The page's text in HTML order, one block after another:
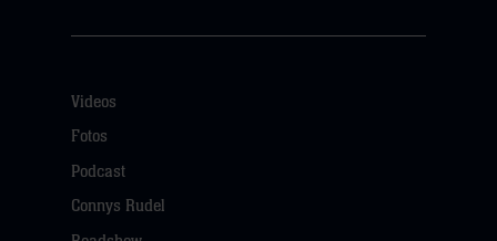
Videos
Fotos
Podcast
Connys Rudel